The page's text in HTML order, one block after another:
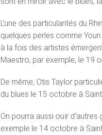
L’une des particularités du
quelques perles comme
à la fois des artistes
Maestro, par exemple, le 19
De même, Otis Taylor
du blues le 15 octobre à
On pourra aussi ouïr
exemple le 14 octobre à